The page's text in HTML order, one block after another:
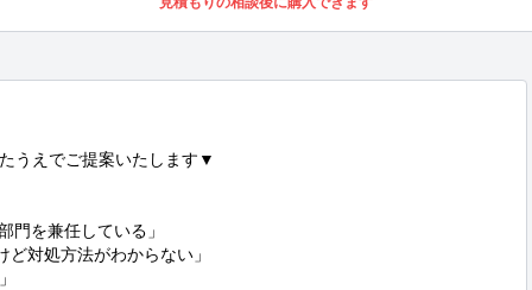
うえでご提案いたします▼
門を兼任している」
対処方法がわからない」